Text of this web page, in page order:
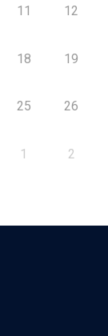
11 12
18 19
25 26
1 2